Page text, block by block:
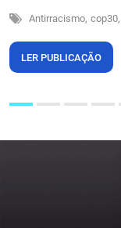
Antirracismo, cop30,
LER PUBLICAÇÃO